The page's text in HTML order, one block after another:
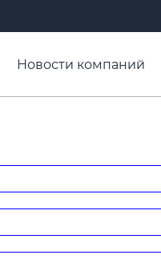
Новости компаний